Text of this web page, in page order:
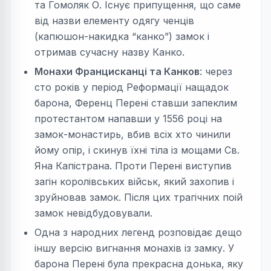
та Гомоляк О. Існує припущення, що саме
від назви елементу одягу ченців
(капюшон-накидка “канко”) замок і
отримав сучасну назву Канко.
Монахи Францисканці та Канков: через
сто років у період Реформації нащадок
барона, Ференц Перені ставши запеклим
протестантом напавши у 1556 році на
замок-монастирь, вбив всіх хто чинили
йому опір, і скинув їхні тіла із мощами Св.
Яна Капістрана. Проти Перені виступив
загін королівських військ, який захопив і
зруйновав замок. Після цих трагічних поій
замок невідбудовували.
Одна з народних легенд розповідає дещо
іншу версію вигнання монахів із замку. У
барона Перені була прекрасна донька, яку